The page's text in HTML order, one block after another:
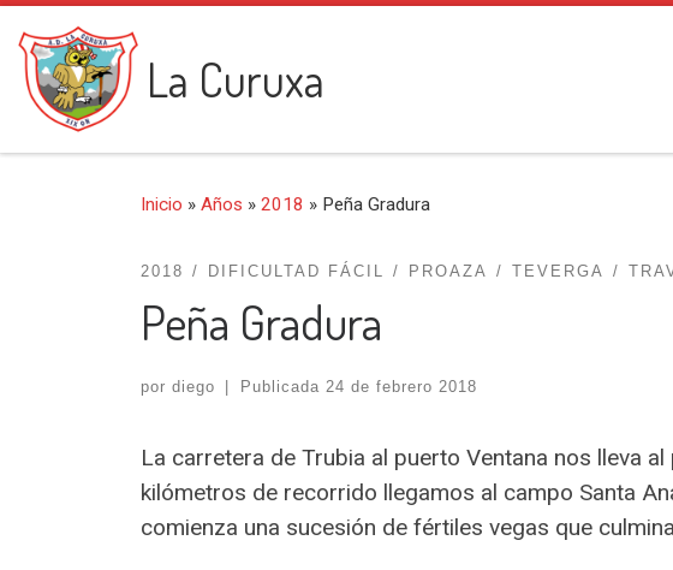
Saltar al contenido
La Curuxa
Inicio » Años » 2018 » Peña Gradura
2018 DIFICULTAD FÁCIL PROAZA TEVERGA
Peña Gradura
por diego Publicada 24 de febrero 2018
La carretera de Trubia al puerto Ventana nos lleva
kilómetros de recorrido llegamos al campo Santa
comienza una sucesión de fértiles vegas que